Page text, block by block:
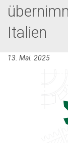
Italien
13. Mai. 2025